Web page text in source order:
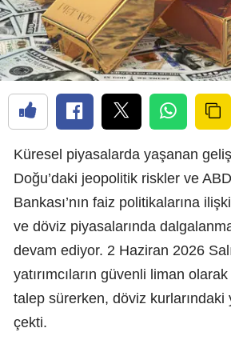
Küresel piyasalarda yaşanan
Doğu’daki jeopolitik riskler ve
Bankası’nın faiz politikalarına
ve döviz piyasalarında
devam ediyor. 2 Haziran 2026
yatırımcıların güvenli liman
talep sürerken, döviz
çekti.